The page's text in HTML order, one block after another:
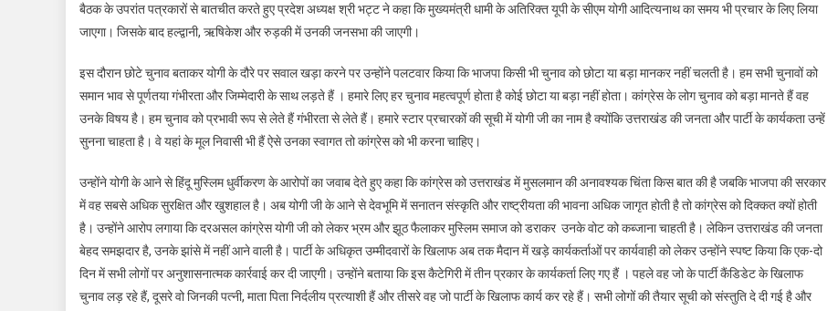
बैठक के उपरांत पत्रकारों से बातचीत करते हुए प्रदेश अध्यक्ष श्री भट्ट ने कहा कि मुख्यमंत्री धामी के अतिरिक्त यूपी के सीएम योगी आदित्यनाथ का समय भी प्रचार के लिए लिया
जाएगा। जिसके बाद हल्द्वानी, ऋषिकेश और रुड़की में उनकी जनसभा की जाएगी।
इस दौरान छोटे चुनाव बताकर योगी के दौरे पर सवाल खड़ा करने पर उन्होंने पलटवार किया कि भाजपा किसी भी चुनाव को छोटा या बड़ा मानकर नहीं चलती है। हम सभी चुनावों को
समान भाव से पूर्णतया गंभीरता और जिम्मेदारी के साथ लड़ते हैं । हमारे लिए हर चुनाव महत्वपूर्ण होता है कोई छोटा या बड़ा नहीं होता। कांग्रेस के लोग चुनाव को बड़ा मानते हैं वह
उनके विषय है। हम चुनाव को प्रभावी रूप से लेते हैं गंभीरता से लेते हैं। हमारे स्टार प्रचारकों की सूची में योगी जी का नाम है क्योंकि उत्तराखंड की जनता और पार्टी के कार्यकता उन्हें
सुनना चाहता है। वे यहां के मूल निवासी भी हैं ऐसे उनका स्वागत तो कांग्रेस को भी करना चाहिए।
उन्होंने योगी के आने से हिंदू मुस्लिम धुर्वीकरण के आरोपों का जवाब देते हुए कहा कि कांग्रेस को उत्तराखंड में मुसलमान की अनावश्यक चिंता किस बात की है जबकि भाजपा की सरकार
में वह सबसे अधिक सुरक्षित और खुशहाल है। अब योगी जी के आने से देवभूमि में सनातन संस्कृति और राष्ट्रीयता की भावना अधिक जागृत होती है तो कांग्रेस को दिक्कत क्यों होती
है। उन्होंने आरोप लगाया कि दरअसल कांग्रेस योगी जी को लेकर भ्रम और झूठ फैलाकर मुस्लिम समाज को डराकर उनके वोट को कब्जाना चाहती है। लेकिन उत्तराखंड की जनता
बेहद समझदार है, उनके झांसे में नहीं आने वाली है। पार्टी के अधिकृत उम्मीदवारों के खिलाफ अब तक मैदान में खड़े कार्यकर्ताओं पर कार्यवाही को लेकर उन्होंने स्पष्ट किया कि एक-दो
दिन में सभी लोगों पर अनुशासनात्मक कार्रवाई कर दी जाएगी। उन्होंने बताया कि इस कैटेगिरी में तीन प्रकार के कार्यकर्ता लिए गए हैं । पहले वह जो के पार्टी कैंडिडेट के खिलाफ
चुनाव लड़ रहे हैं, दूसरे वो जिनकी पत्नी, माता पिता निर्दलीय प्रत्याशी हैं और तीसरे वह जो पार्टी के खिलाफ कार्य कर रहे हैं। सभी लोगों की तैयार सूची को संस्तुति दे दी गई है और